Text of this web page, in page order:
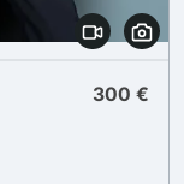
300 €